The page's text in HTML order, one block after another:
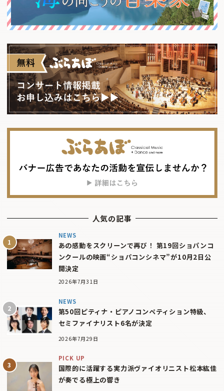
人気の記事
NEWS
あの感動をスクリーンで再び！ 第19回ショパンコ
ンクールの映画“ショパコンシネマ”が10月2日公
開決定
2026年7月31日
NEWS
第50回ピティナ・ピアノコンペティション特級、
セミファイナリスト6名が決定
2026年7月29日
PICK UP
国際的に活躍する実力派ヴァイオリニスト松本紘佳
が奏でる極上の響き